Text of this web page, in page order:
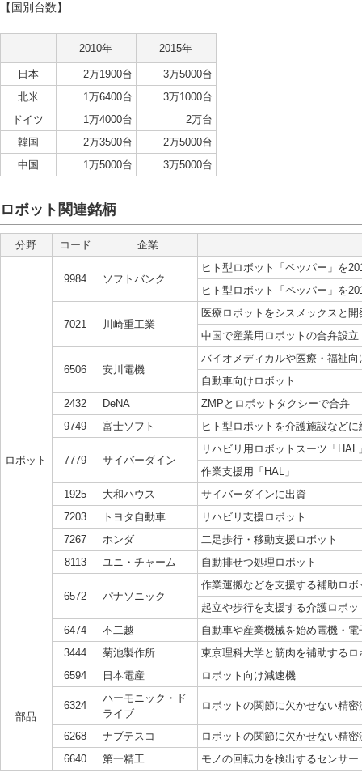
【国別台数】
2010年 2015年
日本 2万1900台
3万5000台
北米
1万6400台
3万1000台
ドイツ
1万4000台
2万台
韓国
2万3500台
2万5000台
中国
1万5000台 3万5000台
ロボット関連銘柄
分野 コード 企業
ロボット
9984 ソフトバンク
ヒト型ロボット「ペッパー」を
ヒト型ロボット「ペッパー」を
7021 川崎重工業
医療ロボットをシスメックスと開
中国で産業用ロボットの合弁設立
6506 安川電機
バイオメディカルや医療・福祉
自動車向けロボット
2432
DeNA
ZMPとロボットタクシーで合弁
9749
富士ソフト ヒト型ロボットを介護施設などに
7779 サイバーダイン
リハビリ用ロボットスーツ「HAL
作業支援用「HAL」
1925
大和ハウス
サイバーダインに出資
7203
トヨタ自動車
リハビリ支援ロボット
7267
ホンダ
二足歩行・移動支援ロボット
8113
ユニ・チャーム 自動排せつ処理ロボット
6572 パナソニック
作業運搬などを支援する補助ロ
起立や歩行を支援する介護ロボ
6474
不二越
自動車や産業機械を始め電機・
3444
菊池製作所 東京理科大学と筋肉を補助する
部品
6594 日本電産 ロボット向け減速機
6324
ハーモニック・ド
ライブ
ロボットの関節に欠かせない精密
6268 ナブテスコ
ロボットの関節に欠かせない精
6640
第一精工 モノの回転力を検出するセンサー